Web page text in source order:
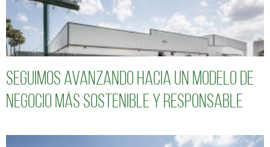
Seguimos avanzando hacia un modelo de
negocio más sostenible y responsable